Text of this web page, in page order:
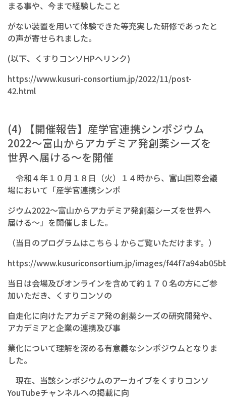
まる事や、今まで経験したこと
がない装置を用いて体験できた等充実した研修であったと
の声が寄せられました。
(以下、くすりコンソHPへリンク)
https://www.kusuri-consortium.jp/2022/11/post-
42.html
(4) 【開催報告】産学官連携シンポジウム
2022～富山からアカデミア発創薬シーズを
世界へ届ける～を開催
令和４年１０月１８日（火）１４時から、富山国際会議
場において「産学官連携シンポ
ジウム2022～富山からアカデミア発創薬シーズを世界へ
届ける～」を開催しました。
（当日のプログラムはこちら↓からご覧いただけます。）
https://www.kusuriconsortium.jp/images/
当日は会場及びオンラインを含めて約１７０名の方にご参
加いただき、くすりコンソの
自走化に向けたアカデミア発の創薬シーズの研究開発や、
アカデミアと企業の連携及び事
業化について理解を深める有意義なシンポジウムとなりま
した。
現在、当該シンポジウムのアーカイブをくすりコンソ
YouTubeチャンネルへの掲載に向